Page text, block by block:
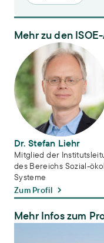
Mehr zu den
Dr. Stefan Liehr
Dr. Stefan Liehr
Mitglied der
des Bereichs Sozial-
Systeme
Zum Profil
Mehr Infos zum